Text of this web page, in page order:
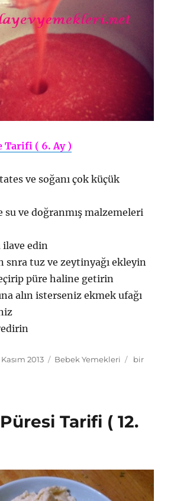
Tarifi ( 6. Ay )
ve soğanı çok küçük
su ve doğranmış malzemeleri
ilave edin
snra tuz ve zeytinyağı ekleyin
püre haline getirin
alın isterseniz ekmek ufağı
2013 Kategoriler
Bebek Yemekleri
Domatesli
Ay
bir
Tarifi ( 12.